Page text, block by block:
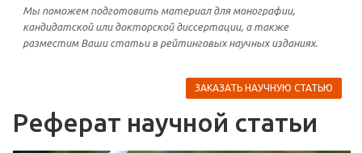
Мы поможем подготовить материал для монографии,
кандидатской или докторской диссертации, а также
разместим Ваши статьи в рейтинговых научных изданиях.
ЗАКАЗАТЬ НАУЧНУЮ СТАТЬЮ
Реферат научной статьи